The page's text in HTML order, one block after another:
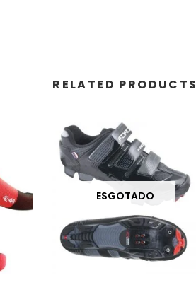
RELATED PRODUCTS
ESGOTADO